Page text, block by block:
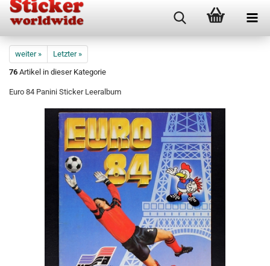
weiter »
Letzter »
76 Artikel in dieser Kategorie
Euro 84 Panini Sticker Leeralbum